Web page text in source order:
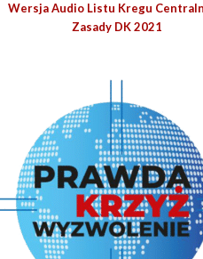
Wersja Audio Listu Kregu
Zasady DK 2021